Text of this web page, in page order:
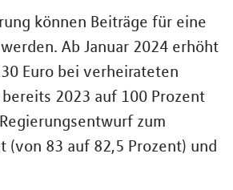
können Beiträge für eine
Ab Januar 2024 erhöht
Euro bei verheirateten
2023 auf 100 Prozent
zum
(von 83 auf 82,5 Prozent) und